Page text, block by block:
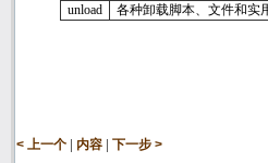
unload
各种卸载脚本、文件和实
< 上一个 | 内容 | 下一步 >